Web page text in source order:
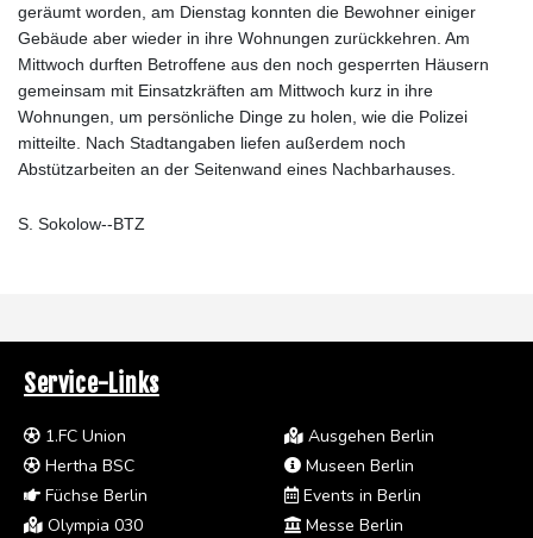
geräumt worden, am Dienstag konnten die Bewohner einiger
Gebäude aber wieder in ihre Wohnungen zurückkehren. Am
Mittwoch durften Betroffene aus den noch gesperrten Häusern
gemeinsam mit Einsatzkräften am Mittwoch kurz in ihre
Wohnungen, um persönliche Dinge zu holen, wie die Polizei
mitteilte. Nach Stadtangaben liefen außerdem noch
Abstützarbeiten an der Seitenwand eines Nachbarhauses.
S. Sokolow--BTZ
Service-Links
1.FC Union
Hertha BSC
Füchse Berlin
Olympia 030
Ausgehen Berlin
Museen Berlin
Events in Berlin
Messe Berlin